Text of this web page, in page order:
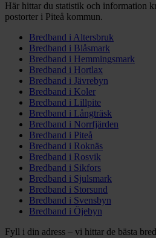
Här hittar du statistik och information
postorter i Piteå kommun.
Bredband i Altersbruk
Bredband i Blåsmark
Bredband i Hemmingsmark
Bredband i Hortlax
Bredband i Jävrebyn
Bredband i Koler
Bredband i Lillpite
Bredband i Långträsk
Bredband i Norrfjärden
Bredband i Piteå
Bredband i Roknäs
Bredband i Rosvik
Bredband i Sikfors
Bredband i Sjulsmark
Bredband i Storsund
Bredband i Svensbyn
Bredband i Öjebyn
Fyll i din adress – vi hittar de bästa